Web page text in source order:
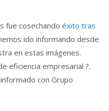
fue cosechando éxito tras
ido informando desde
en estas imágenes.
eficiencia empresarial ?.
con Grupo